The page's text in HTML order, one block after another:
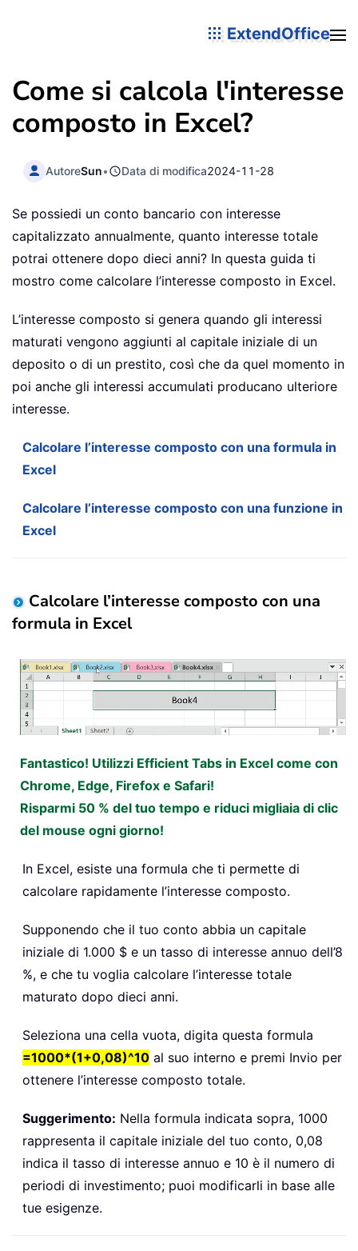
ExtendOffice
Come si calcola l'interesse
composto in Excel?
AutoreSun• Data di modifica2024-11-28
Se possiedi un conto bancario con interesse
capitalizzato annualmente, quanto interesse totale
potrai ottenere dopo dieci anni? In questa guida ti
mostro come calcolare l’interesse composto in Excel.
L’interesse composto si genera quando gli interessi
maturati vengono aggiunti al capitale iniziale di un
deposito o di un prestito, così che da quel momento in
poi anche gli interessi accumulati producano ulteriore
interesse.
Calcolare l’interesse composto con una formula in
Excel
Calcolare l’interesse composto con una funzione in
Excel
Calcolare l’interesse composto con una
formula in Excel
Fantastico! Utilizzi Efficient Tabs in Excel come con
Chrome, Edge, Firefox e Safari!
Risparmi 50 % del tuo tempo e riduci migliaia di clic
del mouse ogni giorno!
In Excel, esiste una formula che ti permette di
calcolare rapidamente l’interesse composto.
Supponendo che il tuo conto abbia un capitale
iniziale di 1.000 $ e un tasso di interesse annuo dell’8
%, e che tu voglia calcolare l’interesse totale
maturato dopo dieci anni.
Seleziona una cella vuota, digita questa formula
=1000*(1+0,08)^10 al suo interno e premi Invio per
ottenere l’interesse composto totale.
Suggerimento: Nella formula indicata sopra, 1000
rappresenta il capitale iniziale del tuo conto, 0,08
indica il tasso di interesse annuo e 10 è il numero di
periodi di investimento; puoi modificarli in base alle
tue esigenze.